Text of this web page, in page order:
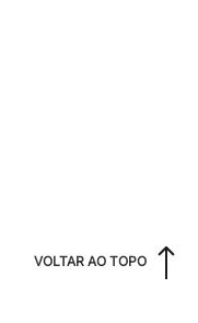
VOLTAR AO TOPO